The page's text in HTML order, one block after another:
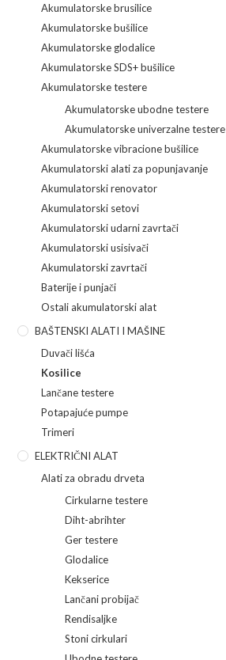
Akumulatorske brusilice
Akumulatorske bušilice
Akumulatorske glodalice
Akumulatorske SDS+ bušilice
Akumulatorske testere
Akumulatorske ubodne testere
Akumulatorske univerzalne testere
Akumulatorske vibracione bušilice
Akumulatorski alati za popunjavanje
Akumulatorski renovator
Akumulatorski setovi
Akumulatorski udarni zavrtači
Akumulatorski usisivači
Akumulatorski zavrtači
Baterije i punjači
Ostali akumulatorski alat
BAŠTENSKI ALATI I MAŠINE
Duvači lišća
Kosilice
Lančane testere
Potapajuće pumpe
Trimeri
ELEKTRIČNI ALAT
Alati za obradu drveta
Cirkularne testere
Diht-abrihter
Ger testere
Glodalice
Kekserice
Lančani probijač
Rendisaljke
Stoni cirkulari